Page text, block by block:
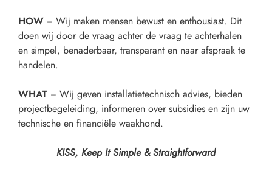
HOW = Wij maken mensen bewust en enthousiast. Dit
doen wij door de vraag achter de vraag te achterhalen
en simpel, benaderbaar, transparant en naar afspraak te
handelen.
WHAT = Wij geven installatietechnisch advies, bieden
projectbegeleiding, informeren over subsidies en zijn uw
technische en financiële waakhond.
KISS, Keep It Simple & Straightforward